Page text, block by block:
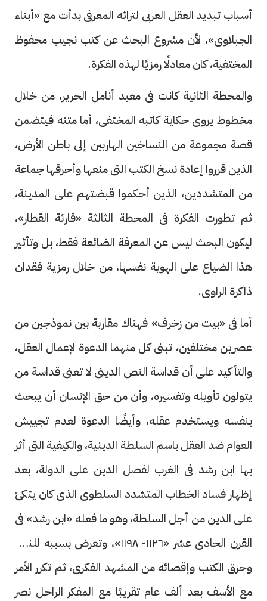
أسباب تبديد العقل العربى لتراثه المعرفى بدأت مع «أبناء
الجبلاوى»، لأن مشروع البحث عن كتب نجيب محفوظ
المختفية، كان معادلًا رمزيًا لهذه الفكرة.
والمحطة الثانية كانت فى معبد أنامل الحرير، من خلال
مخطوط يروى حكاية كاتبه المختفى، أما متنه فيتضمن
قصة مجموعة من النساخين الهاربين إلى باطن الأرض،
الذين قرروا إعادة نسخ الكتب التى منعها وأحرقها جماعة
من المتشددين، الذين أحكموا قبضتهم على المدينة،
ثم تطورت الفكرة فى المحطة الثالثة «قارئة القطار»،
ليكون البحث ليس عن المعرفة الضائعة فقط، بل وتأثير
هذا الضياع على الهوية نفسها، من خلال رمزية فقدان
ذاكرة الراوى.
أما فى «بيت من زخرف» فهناك مقاربة بين نموذجين من
عصرين مختلفين، تبنى كل منهما الدعوة لإعمال العقل،
والتأكيد على أن قداسة النص الدينى لا تعنى قداسة من
يتولون تأويله وتفسيره، وأن من حق الإنسان أن يبحث
بنفسه ويستخدم عقله، وأيضًا الدعوة لعدم تجييش
العوام ضد العقل باسم السلطة الدينية، والكيفية التى أثر
بها ابن رشد فى الغرب لفصل الدين على الدولة، بعد
إظهار فساد الخطاب المتشدد السلطوى الذى كان يتكئ
على الدين من أجل السلطة، وهو ما فعله «ابن رشد» فى
القرن الحادى عشر «١١٢٦- ١١٩٨»، وتعرض بسببه للنفى
وحرق الكتب وإقصائه من المشهد الفكرى، ثم تكرر الأمر
مع الأسف بعد ألف عام تقريبًا مع المفكر الراحل نصر